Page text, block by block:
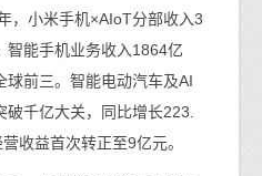
小米手机×AIoT分部收入3
智能手机业务收入1864亿
球前三。智能电动汽车及AI
千亿大关，同比增长223.
收益首次转正至9亿元。